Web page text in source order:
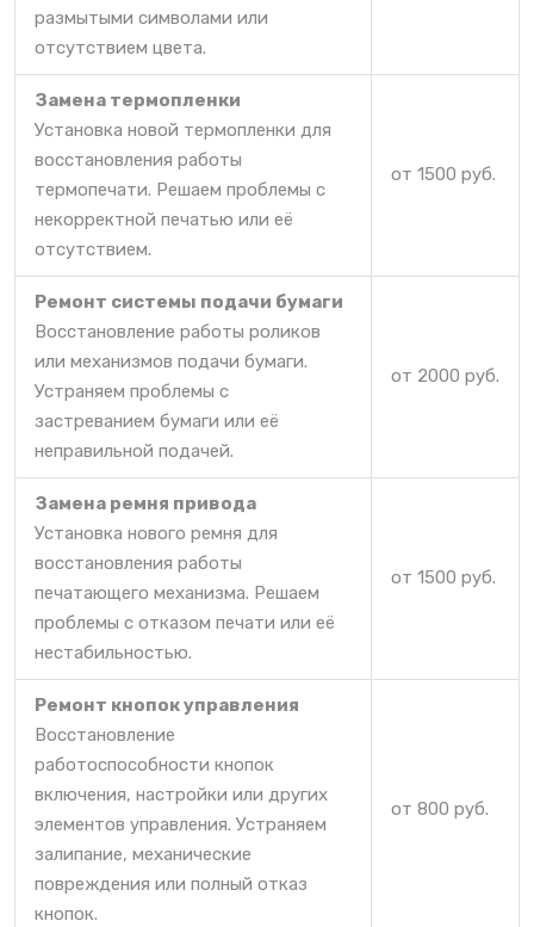
размытыми символами или
отсутствием цвета.
Замена термопленки
Установка новой термопленки для
восстановления работы
термопечати. Решаем проблемы с
некорректной печатью или её
отсутствием.
от 1500 руб.
Ремонт системы подачи бумаги
Восстановление работы роликов
или механизмов подачи бумаги.
Устраняем проблемы с
застреванием бумаги или её
неправильной подачей.
от 2000 руб.
Замена ремня привода
Установка нового ремня для
восстановления работы
печатающего механизма. Решаем
проблемы с отказом печати или её
нестабильностью.
от 1500 руб.
Ремонт кнопок управления
Восстановление
работоспособности кнопок
включения, настройки или других
элементов управления. Устраняем
залипание, механические
повреждения или полный отказ
кнопок.
от 800 руб.